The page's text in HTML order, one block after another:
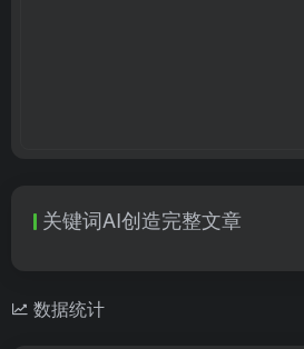
关键词AI创造完整文章
数据统计